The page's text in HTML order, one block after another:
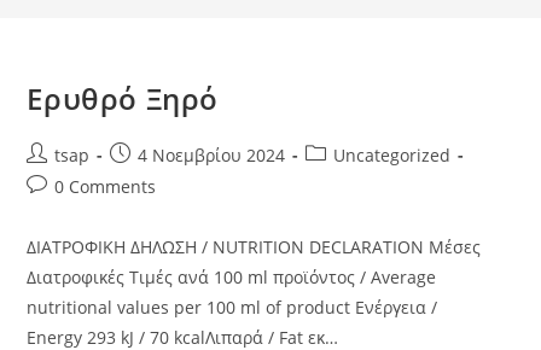
Ερυθρό Ξηρό
Post
author:
tsap
Post
published:
4 Νοεμβρίου 2024
PostUncategorized
Post0 Comments
ΔΙΑΤΡΟΦΙΚΗ ΔΗΛΩΣΗ / NUTRITION DECLARATION Μέσες
Διατροφικές Τιμές ανά 100 ml προϊόντος / Average
nutritional values per 100 ml of product Ενέργεια /
Energy 293 kJ / 70 kcalΛιπαρά / Fat εκ…